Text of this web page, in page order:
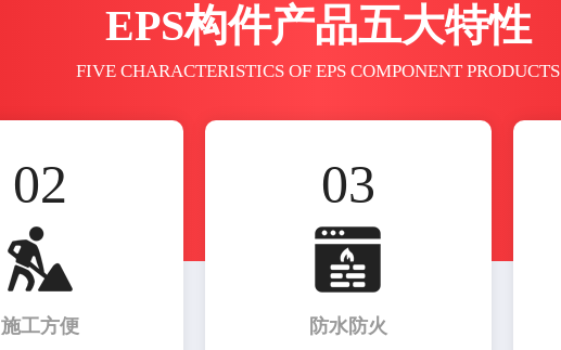
EPS构件产品五大特性
FIVE CHARACTERISTICS OF EPS COMPONENT PRODUCTS
02
施工方便
03
防水防火